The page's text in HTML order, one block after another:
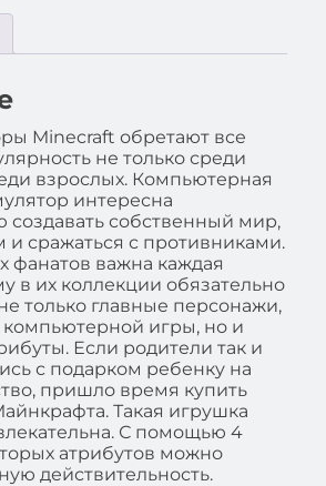
Minecraft обретают все
не только среди
взрослых. Компьютерная
интересна
создавать собственный мир,
и сражаться с противниками.
фанатов важна каждая
в их коллекции обязательно
только главные персонажи,
игры, но и
Если родители так и
с подарком ребенку на
пришло время купить
Такая игрушка
С помощью 4
атрибутов можно
действительность.